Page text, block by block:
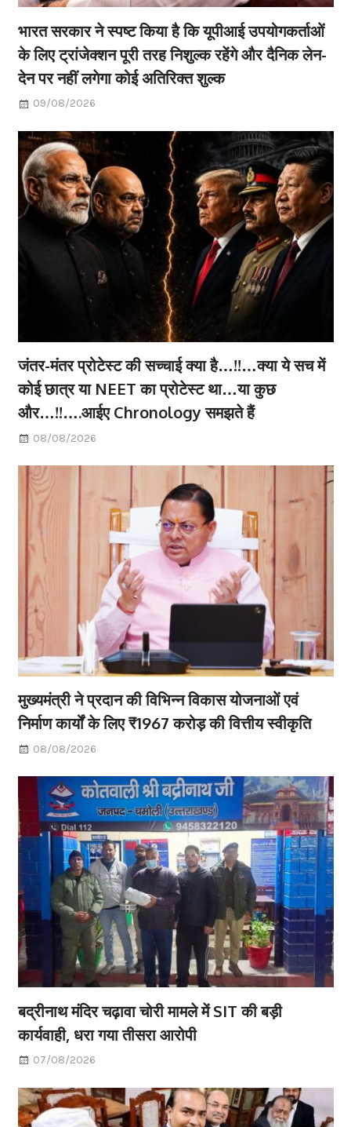
भारत सरकार ने स्पष्ट किया है कि यूपीआई उपयोगकर्ताओं
के लिए ट्रांजेक्शन पूरी तरह निशुल्क रहेंगे और दैनिक लेन-
देन पर नहीं लगेगा कोई अतिरिक्त शुल्क
09/08/2026
जंतर-मंतर प्रोटेस्ट की सच्चाई क्या है…!!…क्या ये सच में
कोई छात्र या NEET का प्रोटेस्ट था…या कुछ
और…!!….आईए Chronology समझते हैं
08/08/2026
मुख्यमंत्री ने प्रदान की विभिन्न विकास योजनाओं एवं
निर्माण कार्यों के लिए ₹1967 करोड़ की वित्तीय स्वीकृति
08/08/2026
बद्रीनाथ मंदिर चढ़ावा चोरी मामले में SIT की बड़ी
कार्यवाही, धरा गया तीसरा आरोपी
07/08/2026